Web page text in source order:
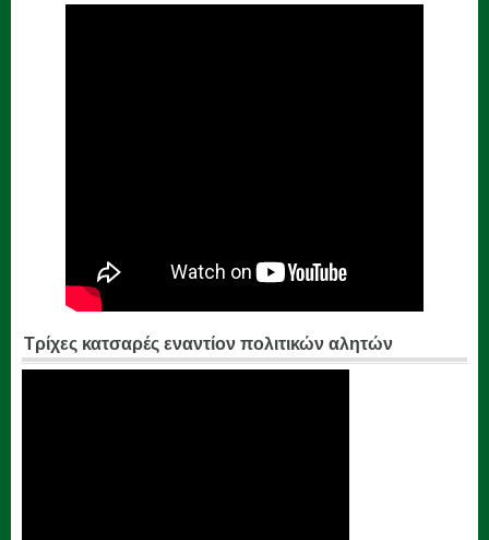
Τρίχες κατσαρές εναντίον πολιτικών αλητών